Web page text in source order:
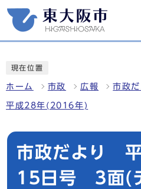
現在位置
ホーム 市政 広報 市政だ
平成28年(2016年)
市政だより
15日号 3面(